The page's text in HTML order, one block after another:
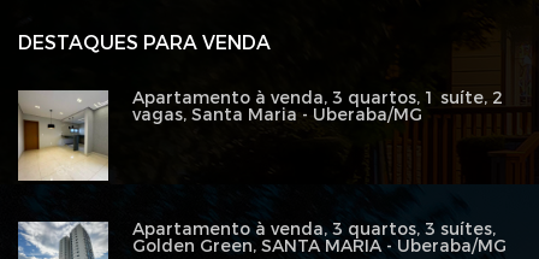
DESTAQUES PARA VENDA
Apartamento à venda, 3 quartos, 1 suíte, 2
vagas, Santa Maria - Uberaba/MG
Apartamento à venda, 3 quartos, 3 suítes,
Golden Green, SANTA MARIA - Uberaba/MG